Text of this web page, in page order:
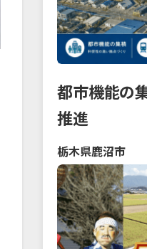
都市機能の
推進
栃木県鹿沼市